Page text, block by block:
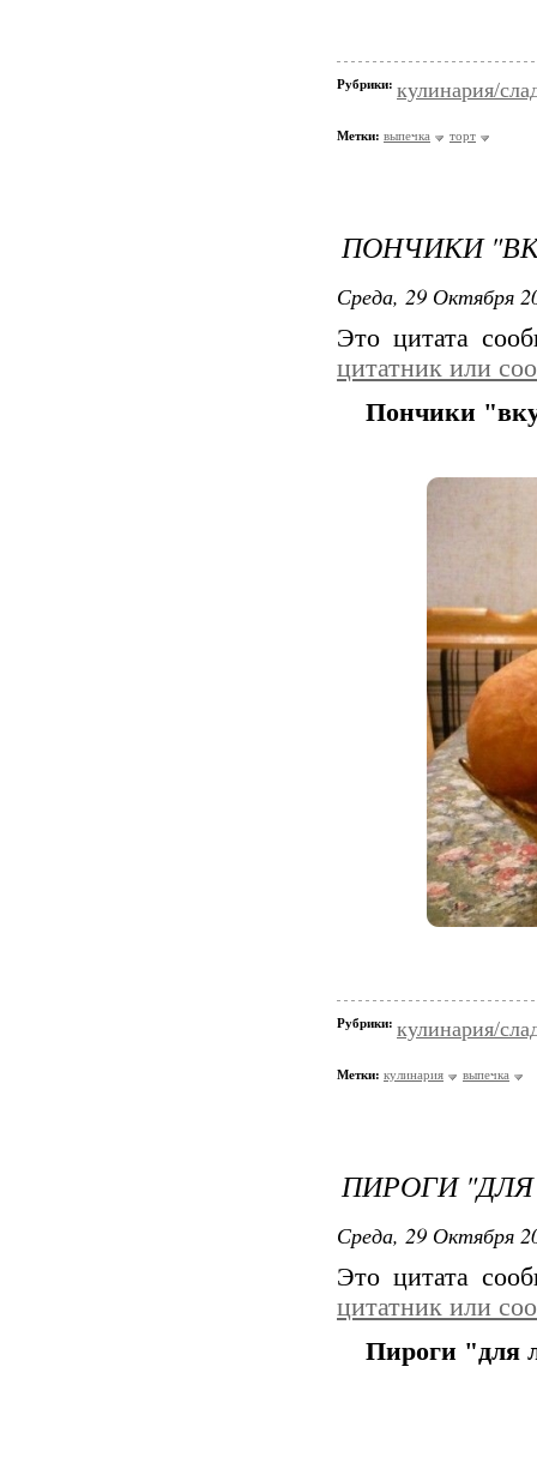
Рубрики: кулинария/
Метки: выпечка торт
ПОНЧИКИ
Среда, 29 Октября
Это цитата
цитатник или
Пончики
Рубрики: кулинария/
Метки: кулинария выпечка
ПИРОГИ
Среда, 29 Октября
Это цитата
цитатник или
Пироги "для